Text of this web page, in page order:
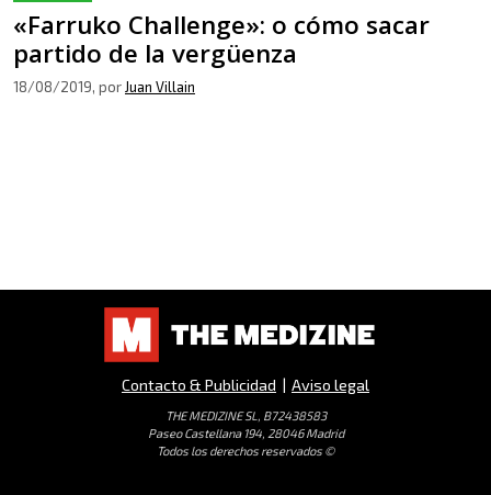
«Farruko Challenge»: o cómo sacar
partido de la vergüenza
18/08/2019, por Juan Villain
Contacto & Publicidad | Aviso legal
THE MEDIZINE SL, B72438583
Paseo Castellana 194, 28046 Madrid
Todos los derechos reservados ©